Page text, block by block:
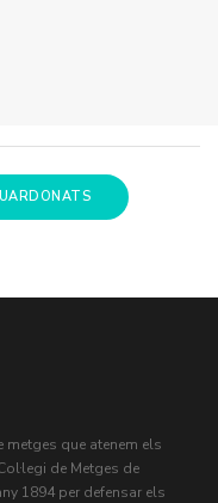
metges que atenem els
de Metges de
1894 per defensar els